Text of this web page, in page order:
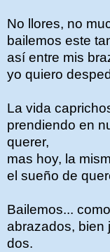
No llores, no
bailemos este
así entre mis
yo quiero
La vida
prendiendo en
querer,
mas hoy, la
el sueño de
Bailemos...
abrazados, bien
dos.